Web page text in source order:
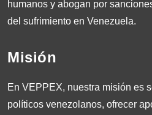
humanos y abogan por
del sufrimiento en Venezuela.
Misión
En VEPPEX, nuestra misión es
políticos venezolanos, ofrecer